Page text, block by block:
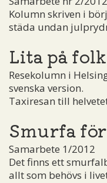
Kolumn skriven i
städa undan
Lita på folk
Resekolumn i
svenska version.
Taxiresan till
Smurfa
Samarbete 1/2012
Det finns ett
allt som behövs i